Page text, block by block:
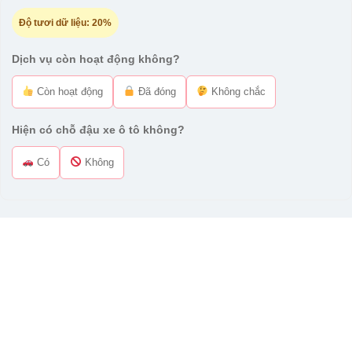
Độ tươi dữ liệu: 20%
Dịch vụ còn hoạt động không?
Còn hoạt động Đã đóng Không chắc
Hiện có chỗ đậu xe ô tô không?
Có Không